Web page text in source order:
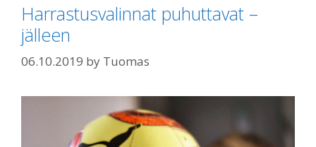
Harrastusvalinnat puhuttavat –
jälleen
06.10.2019 by Tuomas